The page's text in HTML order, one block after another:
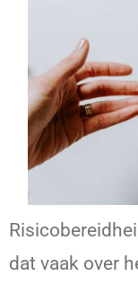
dat vaak over